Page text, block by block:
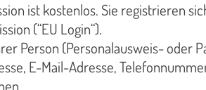
ist kostenlos. Sie registrieren
(“EU Login“).
Person (Personalausweis- oder
E-Mail-Adresse,